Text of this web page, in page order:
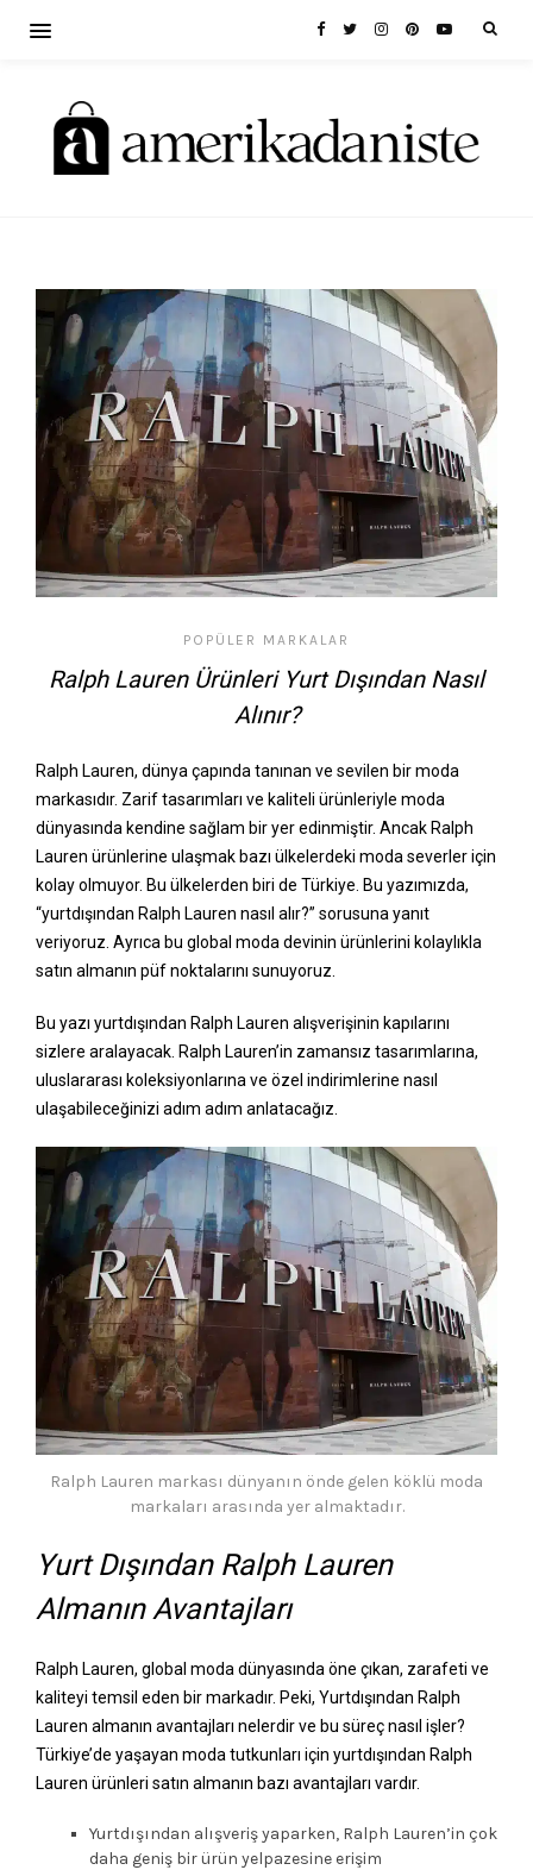
POPÜLER MARKALAR
Ralph Lauren Ürünleri Yurt Dışından Nasıl
Alınır?
Ralph Lauren, dünya çapında tanınan ve sevilen bir moda
markasıdır. Zarif tasarımları ve kaliteli ürünleriyle moda
dünyasında kendine sağlam bir yer edinmiştir. Ancak Ralph
Lauren ürünlerine ulaşmak bazı ülkelerdeki moda severler için
kolay olmuyor. Bu ülkelerden biri de Türkiye. Bu yazımızda,
“yurtdışından Ralph Lauren nasıl alır?” sorusuna yanıt
veriyoruz. Ayrıca bu global moda devinin ürünlerini kolaylıkla
satın almanın püf noktalarını sunuyoruz.
Bu yazı yurtdışından Ralph Lauren alışverişinin kapılarını
sizlere aralayacak. Ralph Lauren’in zamansız tasarımlarına,
uluslararası koleksiyonlarına ve özel indirimlerine nasıl
ulaşabileceğinizi adım adım anlatacağız.
Ralph Lauren markası dünyanın önde gelen köklü moda
markaları arasında yer almaktadır.
Yurt Dışından Ralph Lauren
Almanın Avantajları
Ralph Lauren, global moda dünyasında öne çıkan, zarafeti ve
kaliteyi temsil eden bir markadır. Peki, Yurtdışından Ralph
Lauren almanın avantajları nelerdir ve bu süreç nasıl işler?
Türkiye’de yaşayan moda tutkunları için yurtdışından Ralph
Lauren ürünleri satın almanın bazı avantajları vardır.
Yurtdışından alışveriş yaparken, Ralph Lauren’in çok
daha geniş bir ürün yelpazesine erişim